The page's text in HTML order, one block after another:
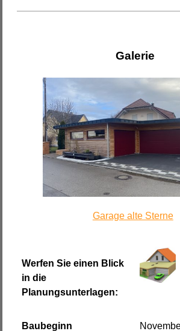
Galerie
Garage alte Sterne
Werfen Sie einen Blick
in die
Planungsunterlagen:
Baubeginn